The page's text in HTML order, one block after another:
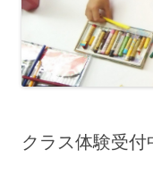
クラス体験受付